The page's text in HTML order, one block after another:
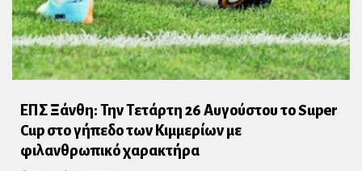
ΕΠΣ Ξάνθη: Την Τετάρτη 26 Αυγούστου το Super
Cup στο γήπεδο των Κιμμερίων με
φιλανθρωπικό χαρακτήρα